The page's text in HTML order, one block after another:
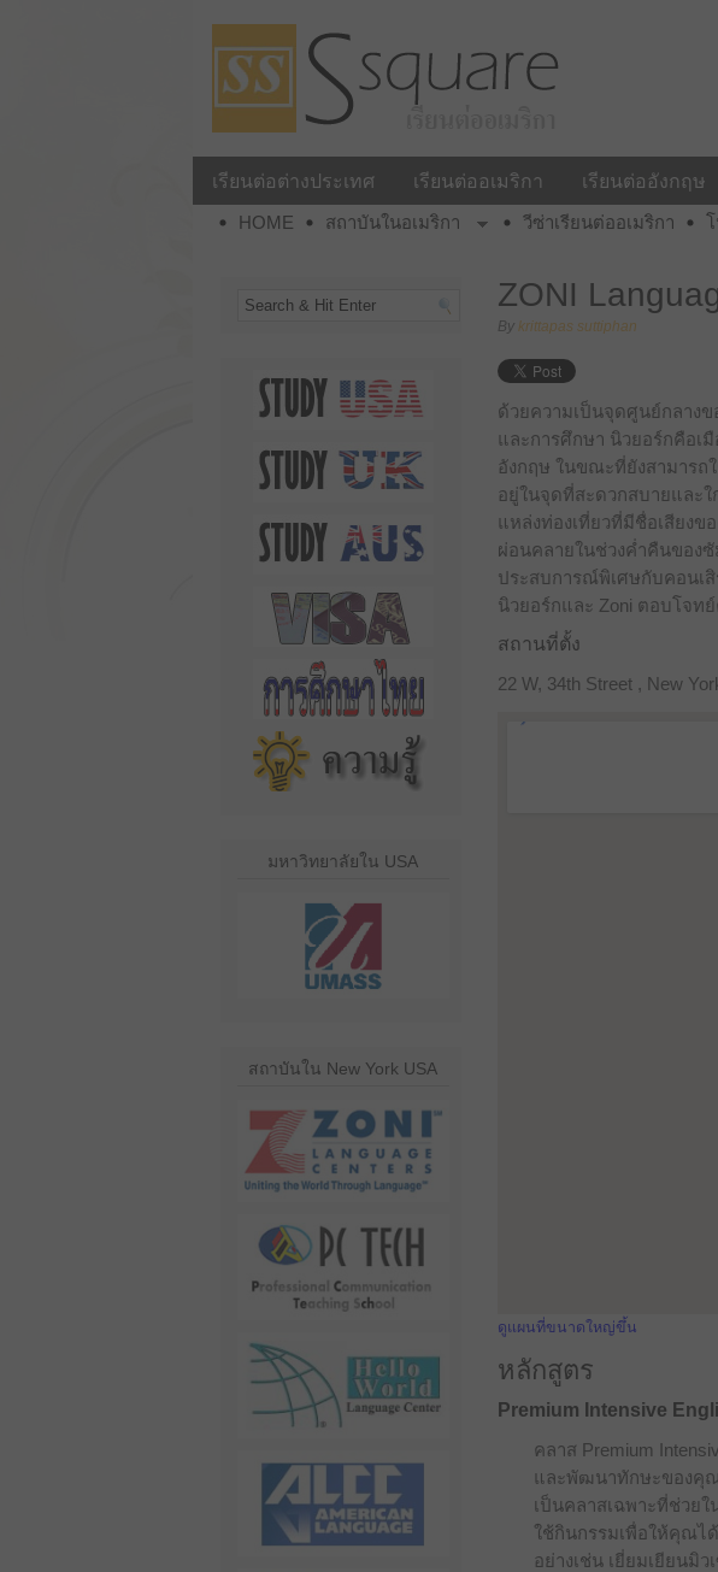
เรียนต่อต่างประเทศ เรียนต่ออเมริกา เรียนต่ออังกฤษ
HOME สถาบันในอเมริกา วีซ่าเรียนต่ออเมริกา
มหาวิทยาลัยใน USA
สถาบันใน New York USA
ZONI
Bykrittapas suttiphan
ด้วยความเป็นจุดศูนย์กลาง
และการศึกษา นิวยอร์กคือ
อังกฤษ ในขณะที่ยังสามารถ
อยู่ในจุดที่สะดวกสบายและ
แหล่งท่องเที่ยวที่มีชื่อเสียงข
ผ่อนคลายในช่วงค่ำคืนของซั
ประสบการณ์พิเศษกับคอนเ
นิวยอร์กและ Zoni ตอบโจท
สถานที่ตั้ง
22 W, 34th Street , New
ดูแผนที่ขนาดใหญ่ขึ้น
หลักสูตร
Premium Intensive
คลาส Premium
และพัฒนาทักษะของคุณ
เป็นคลาสเฉพาะที่ช่วยใ
ใช้กินกรรมเพื่อให้คุณไ
อย่างเช่น เยี่ยมเยียนมิ